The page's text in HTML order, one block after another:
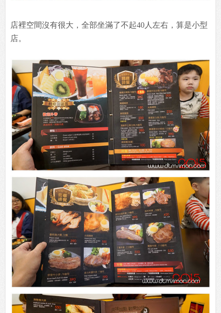
店裡空間沒有很大，全部坐滿了不起40人左右，算是小型
店。